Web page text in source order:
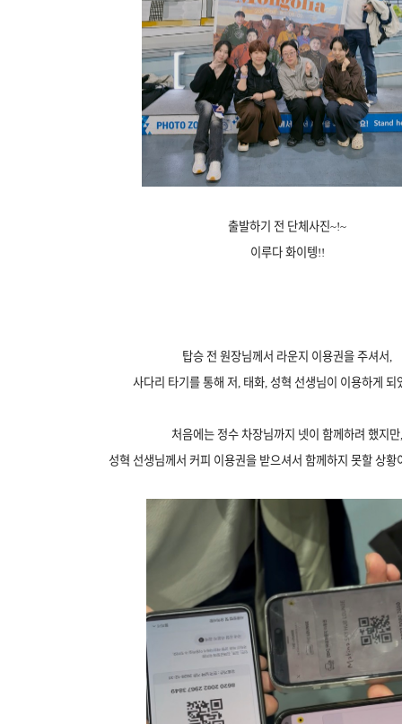
출발하기 전 단체사진~!~
이루다 화이텡!!
탑승 전 원장님께서 라운지 이용권을 주셔서,
사다리 타기를 통해 저, 태화, 성혁 선생님이 이용하게 되
처음에는 정수 차장님까지 넷이 함께하려 했지만,
성혁 선생님께서 커피 이용권을 받으셔서 함께하지 못할 상황